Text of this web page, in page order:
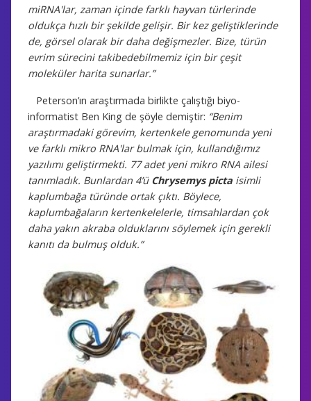
miRNA'lar, zaman içinde farklı hayvan türlerinde
oldukça hızlı bir şekilde gelişir. Bir kez geliştiklerinde
de, görsel olarak bir daha değişmezler. Bize, türün
evrim sürecini takibedebilmemiz için bir çeşit
moleküler harita sunarlar.”
Peterson’ın araştırmada birlikte çalıştığı biyo-
informatist Ben King de şöyle demiştir: “Benim
araştırmadaki görevim, kertenkele genomunda yeni
ve farklı mikro RNA'lar bulmak için, kullandığımız
yazılımı geliştirmekti. 77 adet yeni mikro RNA ailesi
tanımladık. Bunlardan 4’ü Chrysemys picta isimli
kaplumbağa türünde ortak çıktı. Böylece,
kaplumbağaların kertenkelelerle, timsahlardan çok
daha yakın akraba olduklarını söylemek için gerekli
kanıtı da bulmuş olduk.”